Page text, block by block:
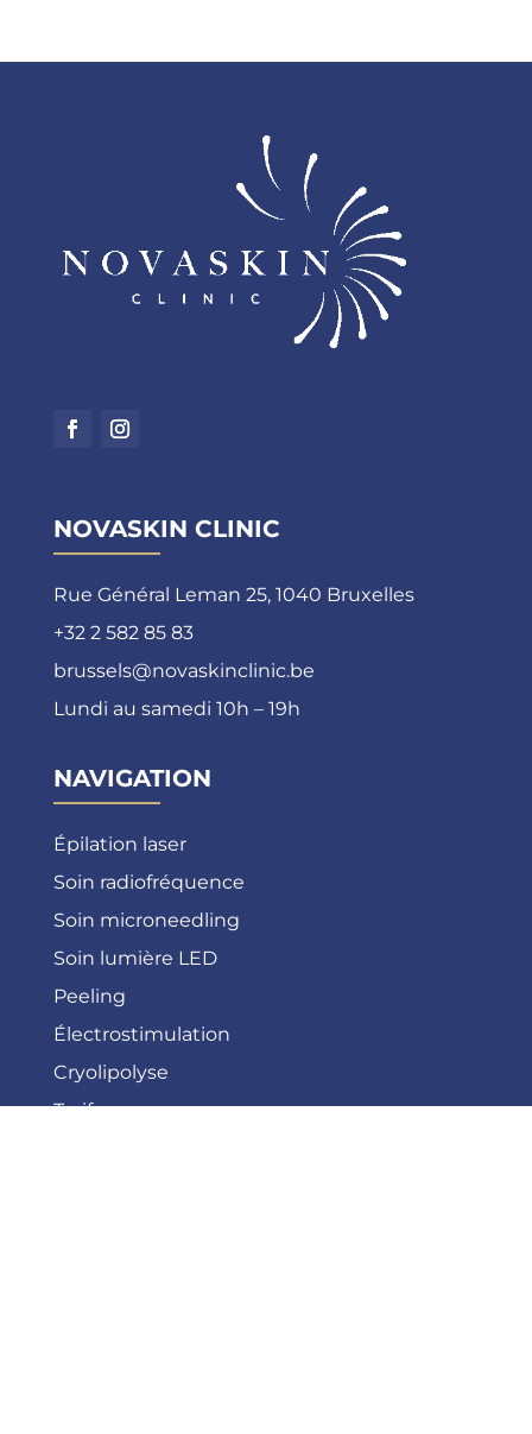
NOVASKIN CLINIC
Rue Général Leman 25, 1040 Bruxelles
+32 2 582 85 83
brussels@novaskinclinic.be
Lundi au samedi 10h – 19h
NAVIGATION
Épilation laser
Soin radiofréquence
Soin microneedling
Soin lumière LED
Peeling
Électrostimulation
Cryolipolyse
Tarifs